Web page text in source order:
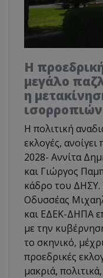
Η
μεγάλο
η
ισορροπιών
Η πολιτική
εκλογές,
2028- Αννίτα
και Γιώργος
κάδρο του ΔΗΣΥ.
Οδυσσέας
και ΕΔΕΚ-ΔΗΠΑ
με την
το σκηνικό,
προεδρικές
μακριά,